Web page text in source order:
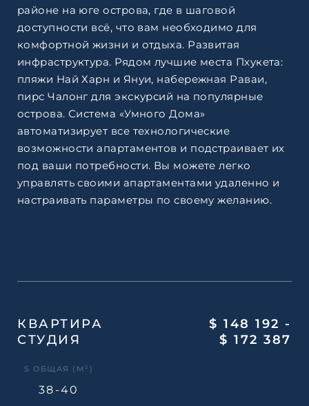
районе на юге острова, где в шаговой
доступности всё, что вам необходимо для
комфортной жизни и отдыха. Развитая
инфраструктура. Рядом лучшие места Пхукета:
пляжи Най Харн и Януи, набережная Раваи,
пирс Чалонг для экскурсий на популярные
острова. Система «Умного Дома»
автоматизирует все технологические
возможности апартаментов и подстраивает их
под ваши потребности. Вы можете легко
управлять своими апартаментами удаленно и
настраивать параметры по своему желанию.
КВАРТИРА
СТУДИЯ
S ОБЩАЯ (М²)
38-40
$ 148 192 -
$ 172 387